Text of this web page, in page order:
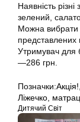
Наявність
зелений,
Можна вибрати
представлених
Утримувач для
―286 грн.
Позначки:Акція!
Ліжечко матрац
Дитячий Світ